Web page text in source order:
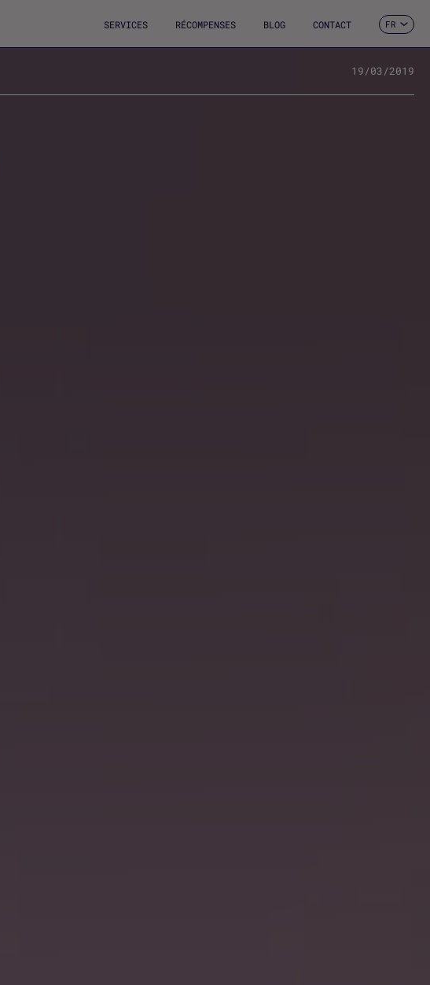
SERVICES RÉCOMPENSES BLOG CONTACT
EN
FR
IT
19/03/2019